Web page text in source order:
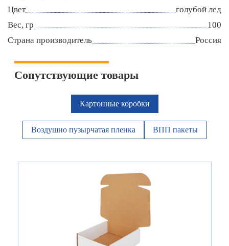
Цвет
голубой лед
Вес, гр
100
Страна производитель
Россия
Сопутствующие товары
Картонные коробки
Воздушно пузырчатая пленка ВПП пакеты